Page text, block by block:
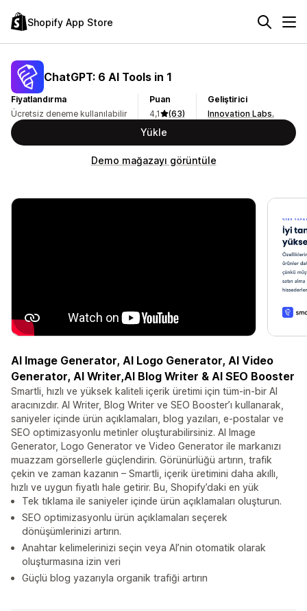
Shopify App Store
ChatGPT: 6 AI Tools in 1
Fiyatlandırma
Ücretsiz deneme kullanılabilir
Puan
4,1
(63)
Geliştirici
Innovation Labs.
Yükle
Demo mağazayı görüntüle
AI Image Generator, AI Logo Generator, AI Video
Generator, AI Writer,AI Blog Writer & AI SEO Booster
Smartli, hızlı ve yüksek kaliteli içerik üretimi için tüm-in-bir AI
aracınızdır. AI Writer, Blog Writer ve SEO Booster’ı kullanarak,
saniyeler içinde ürün açıklamaları, blog yazıları, e-postalar ve
SEO optimizasyonlu metinler oluşturabilirsiniz. AI Image
Generator, Logo Generator ve Video Generator ile markanızı
muazzam görsellerle güçlendirin. Görünürlüğü artırın, trafik
çekin ve zaman kazanın – Smartli, içerik üretimini daha akıllı,
hızlı ve uygun fiyatlı hale getirir. Bu, Shopify’daki en yük
Tek tıklama ile saniyeler içinde ürün açıklamaları oluşturun.
SEO optimizasyonlu ürün açıklamaları seçerek
dönüşümlerinizi artırın.
Anahtar kelimelerinizi seçin veya AI’nin otomatik olarak
oluşturmasına izin veri
Güçlü blog yazarıyla organik trafiği artırın